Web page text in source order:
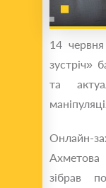
14
зустріч»
та
Онлайн-
Ахметова
зібрав